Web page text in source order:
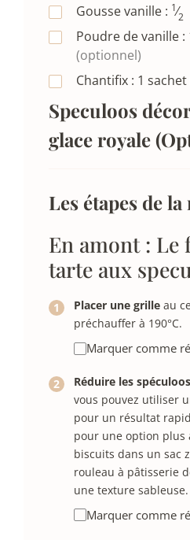
Gousse vanille : 1⁄2
Poudre de vanille :
(optionnel)
Chantifix : 1 sachet
Speculoos
glace royale
Les étapes de la
En amont : Le
tarte aux
Placer une grille au
préchauffer à 190°C.
Marquer comme
Réduire les
vous pouvez utiliser
pour un résultat
pour une option plus
biscuits dans un sac
rouleau à pâtisserie
une texture sableuse.
Marquer comme